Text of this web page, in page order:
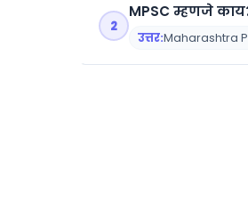
2
MPSC म्हणजे
उत्तर:Maharashtra